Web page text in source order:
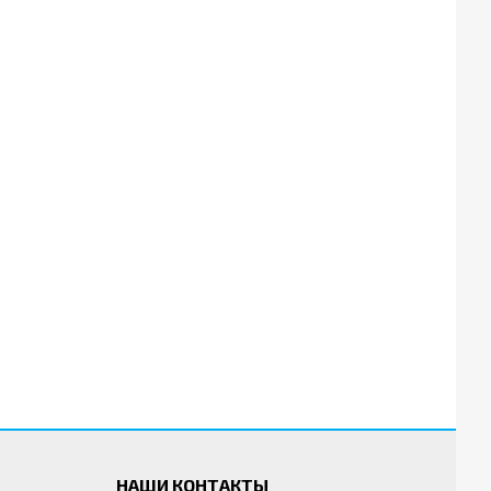
НАШИ КОНТАКТЫ